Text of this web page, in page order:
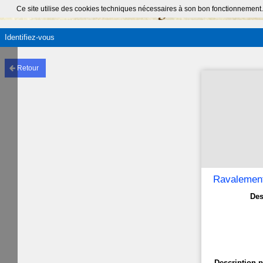
Ce site utilise des cookies techniques nécessaires à son bon
Identifiez-vous
Retour